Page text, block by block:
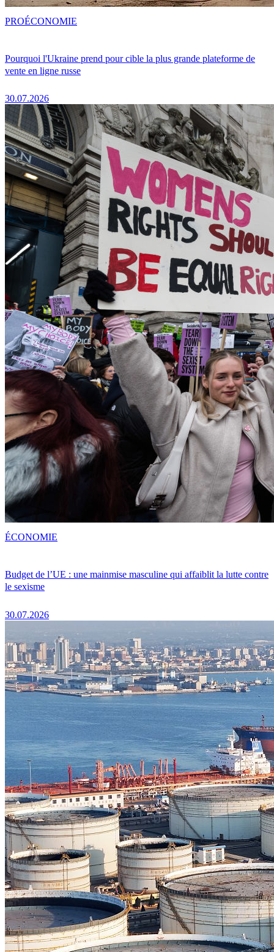
Pourquoi l'Ukraine prend pour cible la plus grande plateforme de
vente en ligne russe
30.07.2026
PROÉCONOMIE
Budget de l’UE : une mainmise masculine qui affaiblit la lutte contre
le sexisme
30.07.2026
ÉCONOMIE